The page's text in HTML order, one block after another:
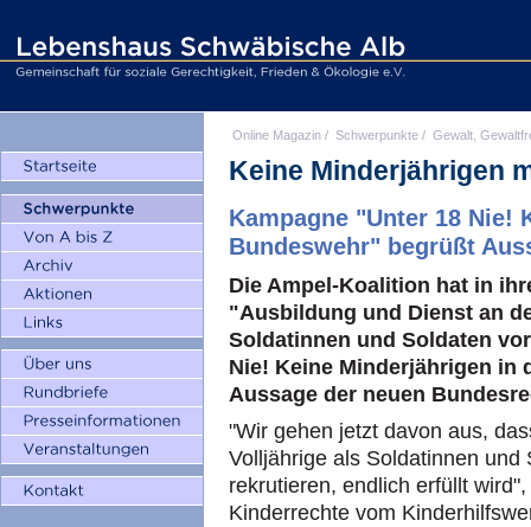
Online Magazin / Schwerpunkte / Gewalt,
Keine Minderjährigen
Kampagne "Unter 18 Nie!
Bundeswehr" begrüßt
Die Ampel-Koalition hat in
"Ausbildung und Dienst an
Soldatinnen und Soldaten
Nie! Keine Minderjährigen in
Aussage der neuen
"Wir gehen jetzt davon aus,
Volljährige als Soldatinnen
rekrutieren, endlich erfüllt
Kinderrechte vom